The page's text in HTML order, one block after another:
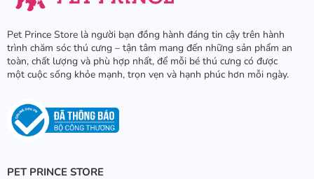
Pet Prince Store là người bạn đồng hành đáng tin cậy trên hành
trình chăm sóc thú cưng – tận tâm mang đến những sản phẩm an
toàn, chất lượng và phù hợp nhất, để mỗi bé thú cưng có được
một cuộc sống khỏe mạnh, trọn vẹn và hạnh phúc hơn mỗi ngày.
PET PRINCE STORE